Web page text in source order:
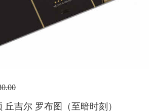
吉尔 罗布图（至暗时刻）